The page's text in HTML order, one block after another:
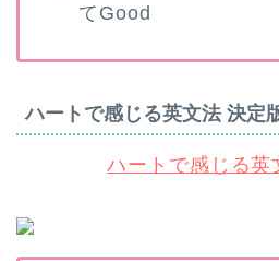
てGood
ハートで感じる英文法 決定
ハートで感じる英